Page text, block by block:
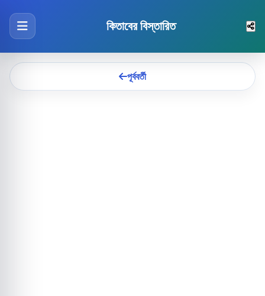
কিতাবের বিস্তারিত
পূর্ববর্তী